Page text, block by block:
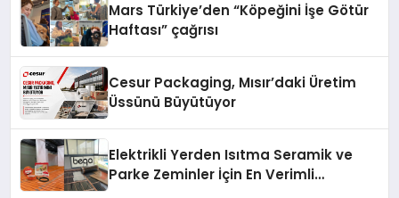
Mars Türkiye’den “Köpeğini İşe Götür
Haftası” çağrısı
Cesur Packaging, Mısır’daki Üretim
Üssünü Büyütüyor
Elektrikli Yerden Isıtma Seramik ve
Parke Zeminler İçin En Verimli